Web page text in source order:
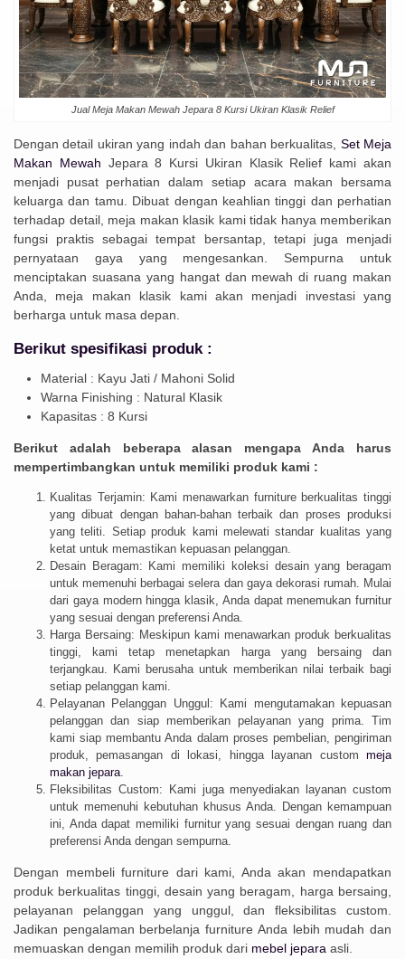
Jual Meja Makan Mewah Jepara 8 Kursi Ukiran Klasik Relief
Dengan detail ukiran yang indah dan bahan berkualitas, Set Meja
Makan Mewah Jepara 8 Kursi Ukiran Klasik Relief kami akan
menjadi pusat perhatian dalam setiap acara makan bersama
keluarga dan tamu. Dibuat dengan keahlian tinggi dan perhatian
terhadap detail, meja makan klasik kami tidak hanya memberikan
fungsi praktis sebagai tempat bersantap, tetapi juga menjadi
pernyataan gaya yang mengesankan. Sempurna untuk
menciptakan suasana yang hangat dan mewah di ruang makan
Anda, meja makan klasik kami akan menjadi investasi yang
berharga untuk masa depan.
Berikut spesifikasi produk :
Material : Kayu Jati / Mahoni Solid
Warna Finishing : Natural Klasik
Kapasitas : 8 Kursi
Berikut adalah beberapa alasan mengapa Anda harus
mempertimbangkan untuk memiliki produk kami :
Kualitas Terjamin: Kami menawarkan furniture berkualitas tinggi
yang dibuat dengan bahan-bahan terbaik dan proses produksi
yang teliti. Setiap produk kami melewati standar kualitas yang
ketat untuk memastikan kepuasan pelanggan.
Desain Beragam: Kami memiliki koleksi desain yang beragam
untuk memenuhi berbagai selera dan gaya dekorasi rumah. Mulai
dari gaya modern hingga klasik, Anda dapat menemukan furnitur
yang sesuai dengan preferensi Anda.
Harga Bersaing: Meskipun kami menawarkan produk berkualitas
tinggi, kami tetap menetapkan harga yang bersaing dan
terjangkau. Kami berusaha untuk memberikan nilai terbaik bagi
setiap pelanggan kami.
Pelayanan Pelanggan Unggul: Kami mengutamakan kepuasan
pelanggan dan siap memberikan pelayanan yang prima. Tim
kami siap membantu Anda dalam proses pembelian, pengiriman
produk, pemasangan di lokasi, hingga layanan custom meja
makan jepara.
Fleksibilitas Custom: Kami juga menyediakan layanan custom
untuk memenuhi kebutuhan khusus Anda. Dengan kemampuan
ini, Anda dapat memiliki furnitur yang sesuai dengan ruang dan
preferensi Anda dengan sempurna.
Dengan membeli furniture dari kami, Anda akan mendapatkan
produk berkualitas tinggi, desain yang beragam, harga bersaing,
pelayanan pelanggan yang unggul, dan fleksibilitas custom.
Jadikan pengalaman berbelanja furniture Anda lebih mudah dan
memuaskan dengan memilih produk dari mebel jepara asli.